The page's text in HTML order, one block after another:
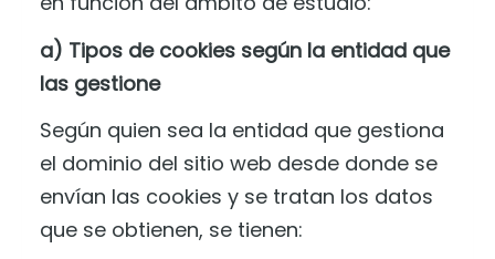
a) Tipos de cookies según la entidad que
las gestione
Según quien sea la entidad que gestiona
el dominio del sitio web desde donde se
envían las cookies y se tratan los datos
que se obtienen, se tienen: